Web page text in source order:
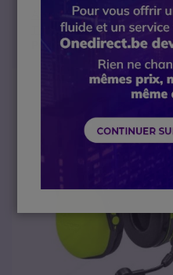
Talkies Walkies
Talkies Walkies par secteur
Pack Peltor CH3 + câble
Passer à la fin de la galerie